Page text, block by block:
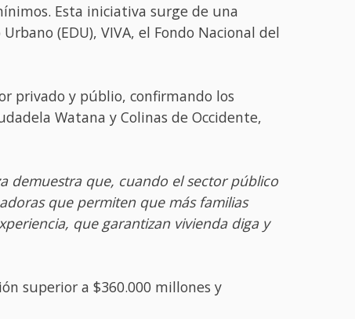
Esta iniciativa surge de una
(EDU), VIVA, el Fondo Nacional del
privado y públio, confirmando los
Watana y Colinas de Occidente,
demuestra que, cuando el sector público
que permiten que más familias
que garantizan vivienda diga y
superior a $360.000 millones y